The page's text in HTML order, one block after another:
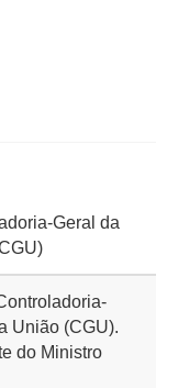
Geral da
União (CGU).
do Ministro